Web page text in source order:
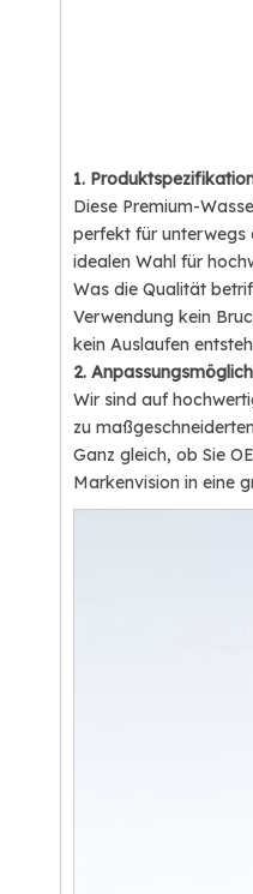
1.
Diese Premium-
perfekt für unterwegs
idealen Wahl für
Was die Qualität
Verwendung kein
kein Auslaufen
2.
Wir sind auf
zu
Ganz gleich, ob Sie
Markenvision in eine